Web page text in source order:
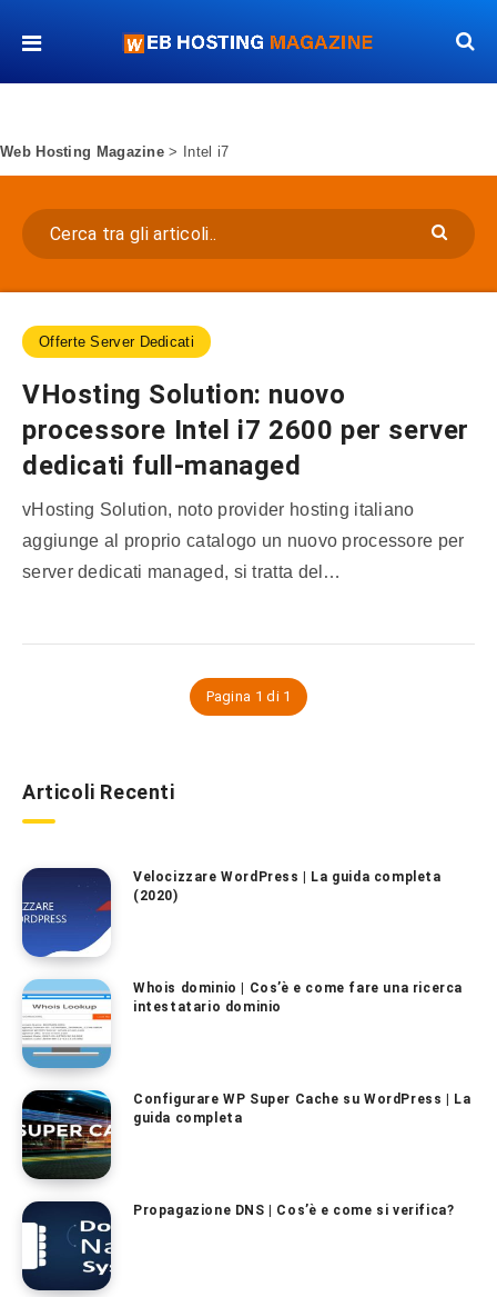
Web Hosting Magazine > Intel i7
Offerte Server Dedicati
VHosting Solution: nuovo
processore Intel i7 2600 per server
dedicati full-managed
vHosting Solution, noto provider hosting italiano
aggiunge al proprio catalogo un nuovo processore per
server dedicati managed, si tratta del…
Pagina 1 di 1
Articoli Recenti
Velocizzare WordPress | La guida completa
(2020)
Whois dominio | Cos’è e come fare una ricerca
intestatario dominio
Configurare WP Super Cache su WordPress | La
guida completa
Propagazione DNS | Cos’è e come si verifica?